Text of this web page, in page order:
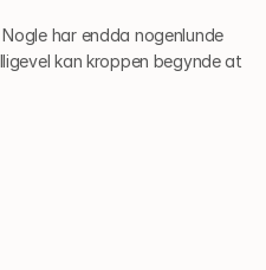
har endda nogenlunde
kan kroppen begynde at